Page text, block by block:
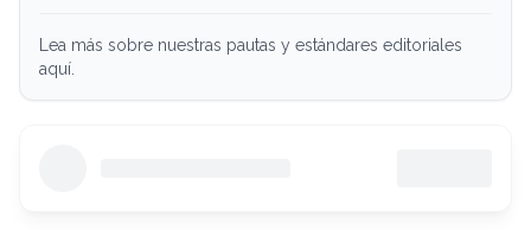
Lea más sobre nuestras pautas y estándares editoriales
aquí.